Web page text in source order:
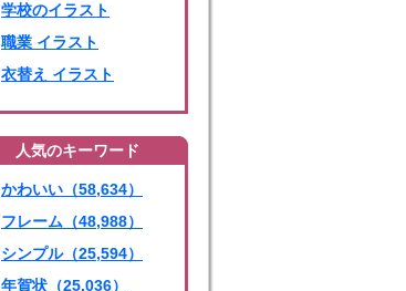
学校のイラスト
職業 イラスト
衣替え イラスト
人気のキーワード
かわいい（58,634）
フレーム（48,988）
シンプル（25,594）
年賀状（25,036）